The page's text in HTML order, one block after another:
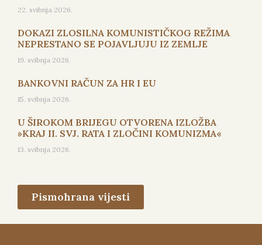
22. svibnja 2026.
DOKAZI ZLOSILNA KOMUNISTIČKOG REŽIMA
NEPRESTANO SE POJAVLJUJU IZ ZEMLJE
19. svibnja 2026.
BANKOVNI RAČUN ZA HR I EU
15. svibnja 2026.
U ŠIROKOM BRIJEGU OTVORENA IZLOŽBA
»KRAJ II. SVJ. RATA I ZLOČINI KOMUNIZMA«
13. svibnja 2026.
Pismohrana vijesti